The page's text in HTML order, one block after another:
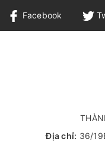
Facebook
Địa chỉ: 36/